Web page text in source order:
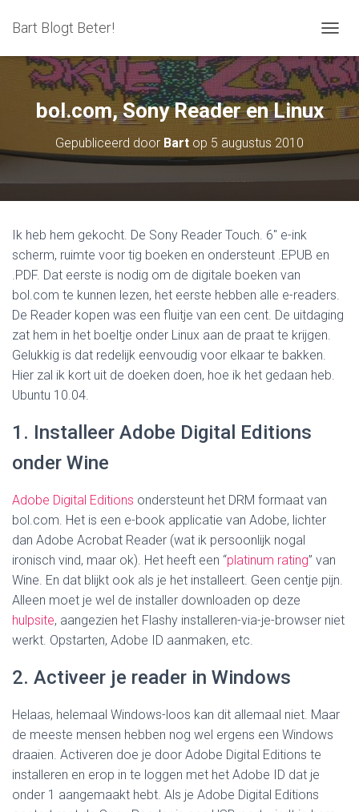
Bart Blogt Beter!
O
G
L
E
bol.com, Sony Reader en Linux
Gepubliceerd door Bart op 5 augustus 2010
Ik heb hem gekocht. De Sony Reader Touch. 6″ e-ink
scherm, ruimte voor tig boeken en ondersteunt .EPUB en
.PDF. Dat eerste is nodig om de digitale boeken van
bol.com te kunnen lezen, het eerste hebben alle e-readers.
De Reader kopen was een fluitje van een cent. De uitdaging
zat hem in het boeltje onder Linux aan de praat te krijgen.
Gelukkig is dat redelijk eenvoudig voor elkaar te bakken.
Hier zal ik kort uit de doeken doen, hoe ik het gedaan heb.
Ubuntu 10.04.
1. Installeer Adobe Digital Editions
onder Wine
Adobe Digital Editions ondersteunt het DRM formaat van
bol.com. Het is een e-book applicatie van Adobe, lichter
dan Adobe Acrobat Reader (wat ik persoonlijk nogal
ironisch vind, maar ok). Het heeft een “platinum rating” van
Wine. En dat blijkt ook als je het installeert. Geen centje pijn.
Alleen moet je wel de installer downloaden op deze
hulpsite, aangezien het Flashy installeren-via-je-browser niet
werkt. Opstarten, Adobe ID aanmaken, etc.
2. Activeer je reader in Windows
Helaas, helemaal Windows-loos kan dit allemaal niet. Maar
de meeste mensen hebben nog wel ergens een Windows
draaien. Activeren doe je door Adobe Digital Editions te
installeren en erop in te loggen met het Adobe ID dat je
onder 1 aangemaakt hebt. Als je Adobe Digital Editions